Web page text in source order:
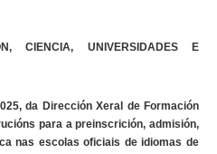
CIENCIA, UNIVERSIDADES E
da Dirección Xeral de Formación
para a preinscrición, admisión,
nas escolas oficiais de idiomas de